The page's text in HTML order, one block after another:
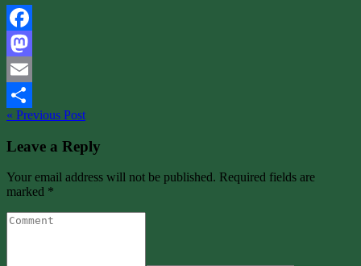
Facebook
Mastodon
Email
Share
« Previous Post
Leave a Reply
Your email address will not be published. Required fields are
marked *